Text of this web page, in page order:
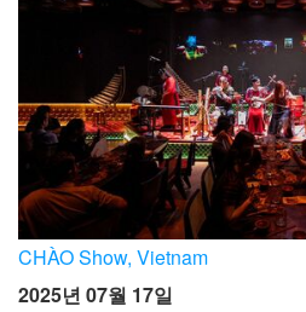
CHÀO Show, Vietnam
2025년 07월 17일